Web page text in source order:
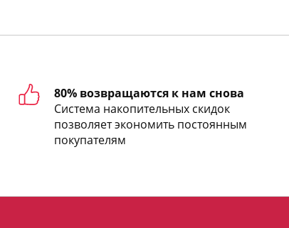
80% возвращаются к нам снова
Система накопительных скидок
позволяет экономить постоянным
покупателям